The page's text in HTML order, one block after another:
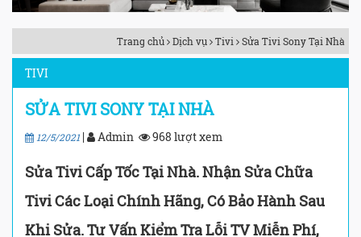
Trang chủ Dịch vụ Tivi Sửa Tivi Sony Tại Nhà
TIVI
SỬA TIVI SONY TẠI NHÀ
12/5/2021 | Admin 968 lượt xem
Sửa Tivi Cấp Tốc Tại Nhà. Nhận Sửa Chữa
Tivi Các Loại Chính Hãng, Có Bảo Hành Sau
Khi Sửa. Tư Vấn Kiểm Tra Lỗi TV Miễn Phí,